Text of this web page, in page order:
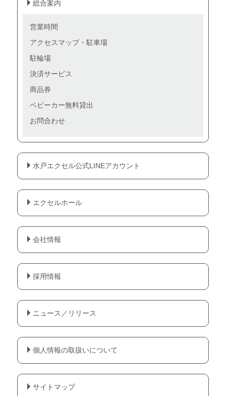
総合案内
営業時間
アクセスマップ・駐車場
駐輪場
決済サービス
商品券
ベビーカー無料貸出
お問合わせ
水戸エクセル公式LINEアカウント
エクセルホール
会社情報
採用情報
ニュース／リリース
個人情報の取扱いについて
サイトマップ